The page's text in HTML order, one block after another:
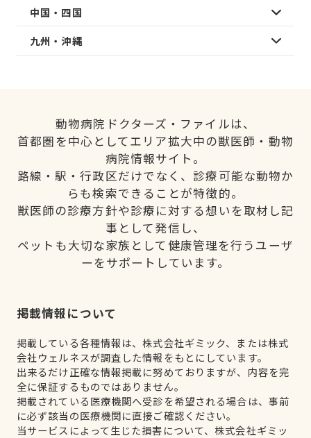
中国・四国
九州・沖縄
動物病院ドクターズ・ファイルは、
首都圏を中心としてエリア拡大中の獣医師・動物
病院情報サイト。
路線・駅・行政区だけでなく、診療可能な動物か
らも検索できることが特徴的。
獣医師の診療方針や診療に対する想いを取材し記
事として発信し、
ペットも大切な家族として健康管理を行うユーザ
ーをサポートしています。
掲載情報について
掲載している各種情報は、株式会社ギミック、または株式
会社ウェルネスが調査した情報をもとにしています。
出来るだけ正確な情報掲載に努めておりますが、内容を完
全に保証するものではありません。
掲載されている医療機関へ受診を希望される場合は、事前
に必ず該当の医療機関に直接ご確認ください。
当サービスによって生じた損害について、株式会社ギミッ